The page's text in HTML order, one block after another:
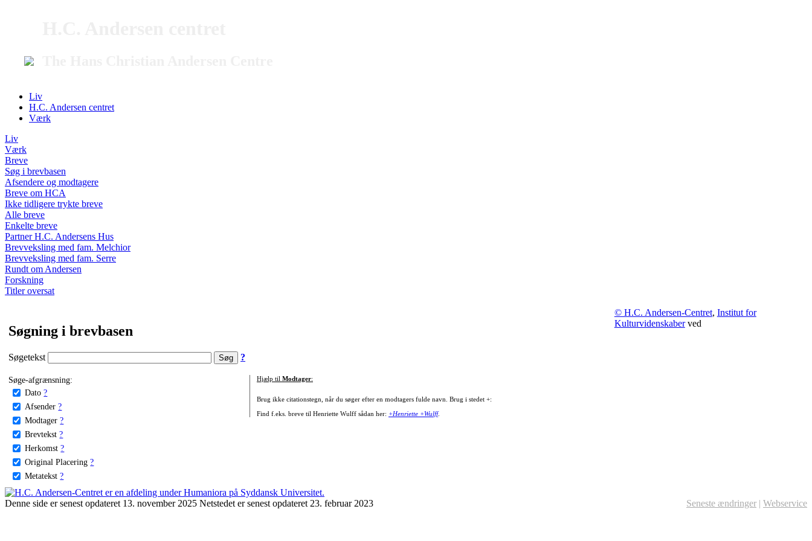
Liv
H.C. Andersen centret
Værk
Liv
Værk
Breve
Søg i brevbasen
Afsendere og modtagere
Breve om HCA
Ikke tidligere trykte breve
Alle breve
Enkelte breve
Partner H.C. Andersens Hus
Brevveksling med fam. Melchior
Brevveksling med fam. Serre
Rundt om Andersen
Forskning
Titler oversat
Søgning i brevbasen
Søgetekst ?
Søge-afgrænsning:
Dato ?
Afsender ?
Modtager ?
Brevtekst ?
Herkomst ?
Original Placering ?
Metatekst ?
Hjælp til Modtager:
Brug ikke citationstegn, når du søger efter en modtagers fulde navn. Brug i stedet +:
Find f.eks. breve til Henriette Wulff sådan her: +Henriette +Wulff.
© H.C. Andersen-Centret, Institut for
Kulturvidenskaberved
Denne side er senest opdateret 13. november 2025 Netstedet er senest opdateret 23. februar 2023 Seneste ændringer | Webservice